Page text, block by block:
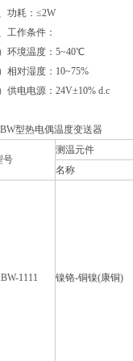
功耗：≤2W
工作条件：
）环境温度：5~40℃
）相对湿度：10~75%
）供电电源：24V±10% d.c
型热电偶温度变送器
号
测温元件
名称
1111 镍铬-铜镍(康铜)